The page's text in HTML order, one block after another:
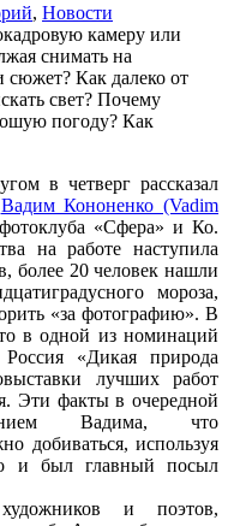
, Новости
камеру или
снимать на
Как далеко от
свет? Почему
погоду? Как
в четверг рассказал
Вадим Кононенко (Vadim
«Сфера» и Ко.
на работе наступила
более 20 человек нашли
мороза,
«за фотографию». В
в одной из номинаций
«Дикая природа
лучших работ
Эти факты в очередной
Вадима, что
добиваться, используя
и был главный посыл
и поэтов,